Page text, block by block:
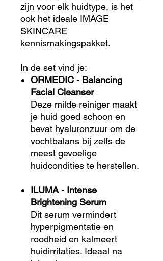
zijn voor elk huidtype, is het
ook het ideale IMAGE
SKINCARE
kennismakingspakket.
In de set vind je:
ORMEDIC - Balancing
Facial Cleanser
Deze milde reiniger maakt
je huid goed schoon en
bevat hyaluronzuur om de
vochtbalans bij zelfs de
meest gevoelige
huidcondities te herstellen.
ILUMA - Intense
Brightening Serum
Dit serum vermindert
hyperpigmentatie en
roodheid en kalmeert
huidirritaties. Ideaal na